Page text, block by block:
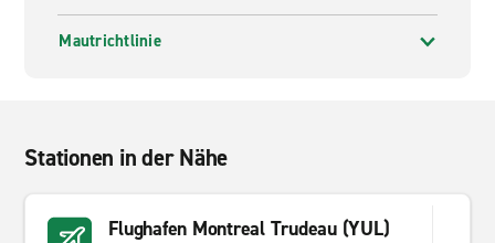
Mautrichtlinie
Stationen in der Nähe
Flughafen Montreal Trudeau (YUL)